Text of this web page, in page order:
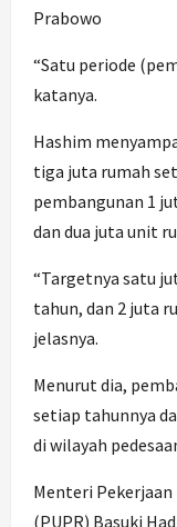
Prabowo
“Satu periode
katanya.
Hashim
tiga juta rumah
pembangunan 1
dan dua juta unit
“Targetnya satu
tahun, dan 2 juta
jelasnya.
Menurut dia,
setiap tahunnya
di wilayah
Menteri
(PUPR) Basuki